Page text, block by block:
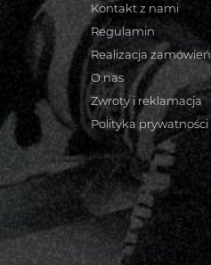
Kontakt z nami
Regulamin
Realizacja zamówień
O nas
Zwroty i reklamacja
Polityka prywatności